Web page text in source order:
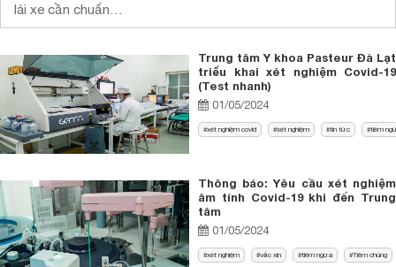
lái xe cần chuẩn…
Trung tâm Y khoa Pasteur Đà Lạt
triểu khai xét nghiệm Covid-19
(Test nhanh)
01/05/2024
xét nghiệm covid xét nghiệm tin tức tiêm
Thông báo: Yêu cầu xét nghiệm
âm tính Covid-19 khi đến Trung
tâm
01/05/2024
xét nghiệm vắc xin tiêm ngừa Tiêm chủng